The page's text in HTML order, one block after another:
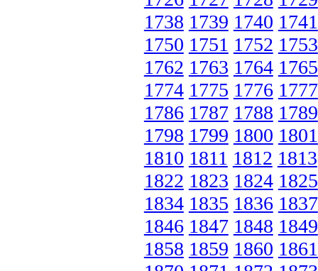
1738 1739 1740 1741
1750 1751 1752 1753
1762 1763 1764 1765
1774 1775 1776 1777
1786 1787 1788 1789
1798 1799 1800 1801
1810 1811 1812 1813
1822 1823 1824 1825
1834 1835 1836 1837
1846 1847 1848 1849
1858 1859 1860 1861